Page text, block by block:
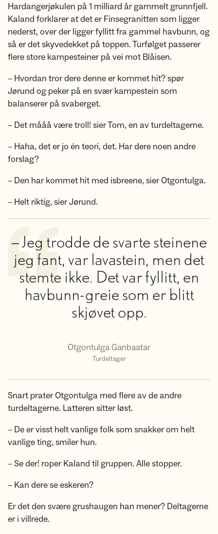
Hardangerjøkulen på 1 milliard år gammelt grunnfjell.
Kaland forklarer at det er Finsegranitten som ligger
nederst, over der ligger fyllitt fra gammel havbunn, og
så er det skyvedekket på toppen. Turfølget passerer
flere store kampesteiner på vei mot Blåisen.
– Hvordan tror dere denne er kommet hit? spør
Jørund og peker på en svær kampestein som
balanserer på svaberget.
– Det mååå være troll! sier Tom, en av turdeltagerne.
– Haha, det er jo én teori, det. Har dere noen andre
forslag?
– Den har kommet hit med isbreene, sier Otgontulga.
– Helt riktig, sier Jørund.
– Jeg trodde de svarte steinene
jeg fant, var lavastein, men det
stemte ikke. Det var fyllitt, en
havbunn-greie som er blitt
skjøvet opp.
Otgontulga Ganbaatar
Turdeltager
Snart prater Otgontulga med flere av de andre
turdeltagerne. Latteren sitter løst.
– De er visst helt vanlige folk som snakker om helt
vanlige ting, smiler hun.
– Se der! roper Kaland til gruppen. Alle stopper.
– Kan dere se eskeren?
Er det den svære grushaugen han mener? Deltagerne
er i villrede.